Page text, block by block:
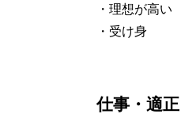
・理想が高い
・受け身
仕事・適正